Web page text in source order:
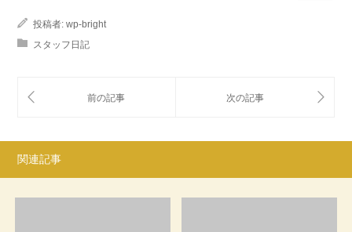
投稿者: wp-bright
スタッフ日記
関連記事